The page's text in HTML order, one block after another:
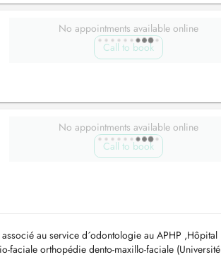
No appointments available online
Call to book
No appointments available online
Call to book
au service d´odontologie au APHP
faciale orthopédie dento-maxillo-faciale